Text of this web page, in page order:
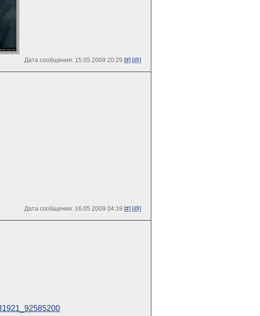
Дата сообщения: 15.05.2009 20:29 [#] [@]
Дата сообщения: 16.05.2009 04:19 [#] [@]